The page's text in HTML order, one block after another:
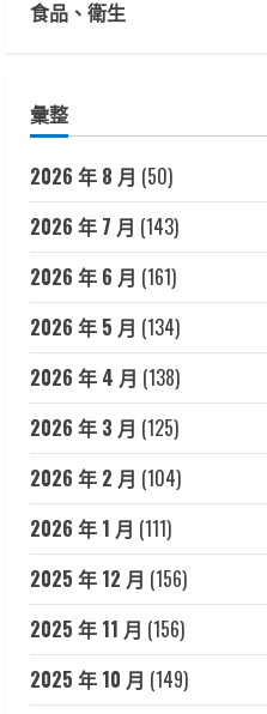
食品、衛生
彙整
2026 年 8 月 (50)
2026 年 7 月 (143)
2026 年 6 月 (161)
2026 年 5 月 (134)
2026 年 4 月 (138)
2026 年 3 月 (125)
2026 年 2 月 (104)
2026 年 1 月 (111)
2025 年 12 月 (156)
2025 年 11 月 (156)
2025 年 10 月 (149)